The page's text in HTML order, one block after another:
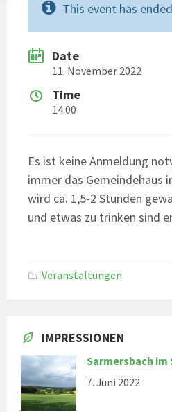
This event has ended
Date
11. November 2022
Time
14:00
Es ist keine Anmeldung
immer das Gemeindehaus
wird ca. 1,5-2 Stunden
und etwas zu trinken sind
Veranstaltungen
IMPRESSIONEN
Sarmersbach im
7. Juni 2022